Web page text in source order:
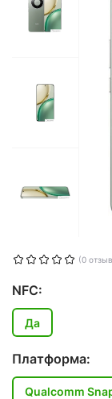
(0
NFC:
Да
Платформа:
Qualcomm